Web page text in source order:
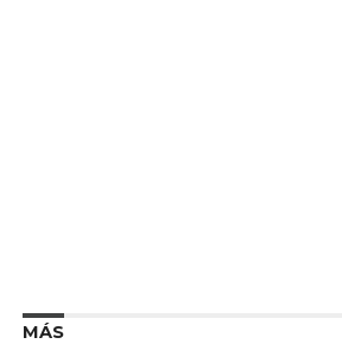
MÁS